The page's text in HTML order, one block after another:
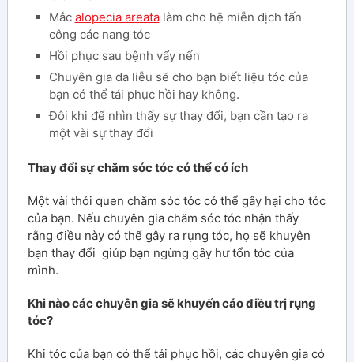
Mắc alopecia areatalàm cho hệ miễn dịch tấn
công các nang tóc
Hồi phục sau bệnh vẩy nến
Chuyên gia da liễu sẽ cho bạn biết liệu tóc của
bạn có thể tái phục hồi hay không.
Đôi khi để nhìn thấy sự thay đổi, bạn cần tạo ra
một vài sự thay đổi
Thay đổi sự chăm sóc tóc có thể có ích
Một vài thói quen chăm sóc tóc có thể gây hại cho tóc
của bạn. Nếu chuyên gia chăm sóc tóc nhận thấy
rằng điều này có thể gây ra rụng tóc, họ sẽ khuyên
bạn thay đổi giúp bạn ngừng gây hư tổn tóc của
mình.
Khi nào các chuyên gia sẽ khuyến cáo điều trị rụng
tóc?
Khi tóc của bạn có thể tái phục hồi, các chuyên gia có